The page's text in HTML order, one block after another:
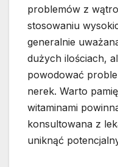
problemów z
stosowaniu
generalnie
dużych ilościach,
powodować
nerek. Warto
witaminami
konsultowana z
uniknąć